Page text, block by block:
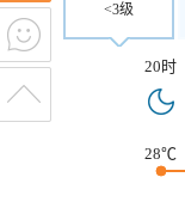
<3级
20时
28℃